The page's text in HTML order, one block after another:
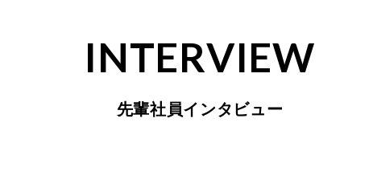
INTERVIEW
先輩社員インタビュー